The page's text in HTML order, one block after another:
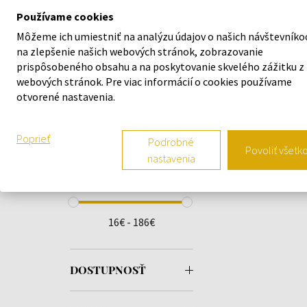
Moschino
Tom Ford(1)
DRUH VÔNE
16€ - 186€
DOSTUPNOSŤ
Používame cookies
Môžeme ich umiestniť na analýzu údajov o našich
na zlepšenie našich webových stránok, zobrazovanie
prispôsobeného obsahu a na poskytovanie skvelého zážitku z
webových stránok. Pre viac informácií o cookies používame
otvorené nastavenia.
Poprieť
Podrobné
nastavenia
Povoliť všetko